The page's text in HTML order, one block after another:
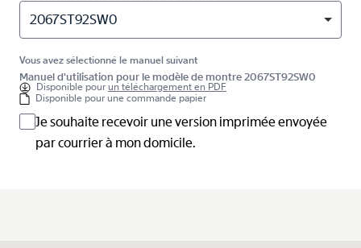
2067ST92SW0
Vous avez sélectionné le manuel suivant
Manuel d'utilisation pour le modèle de montre 2067ST92SW0
Disponible pourun téléchargement en PDF
Disponible pour une commande papier
Je souhaite recevoir une version imprimée envoyée
par courrier à mon domicile.